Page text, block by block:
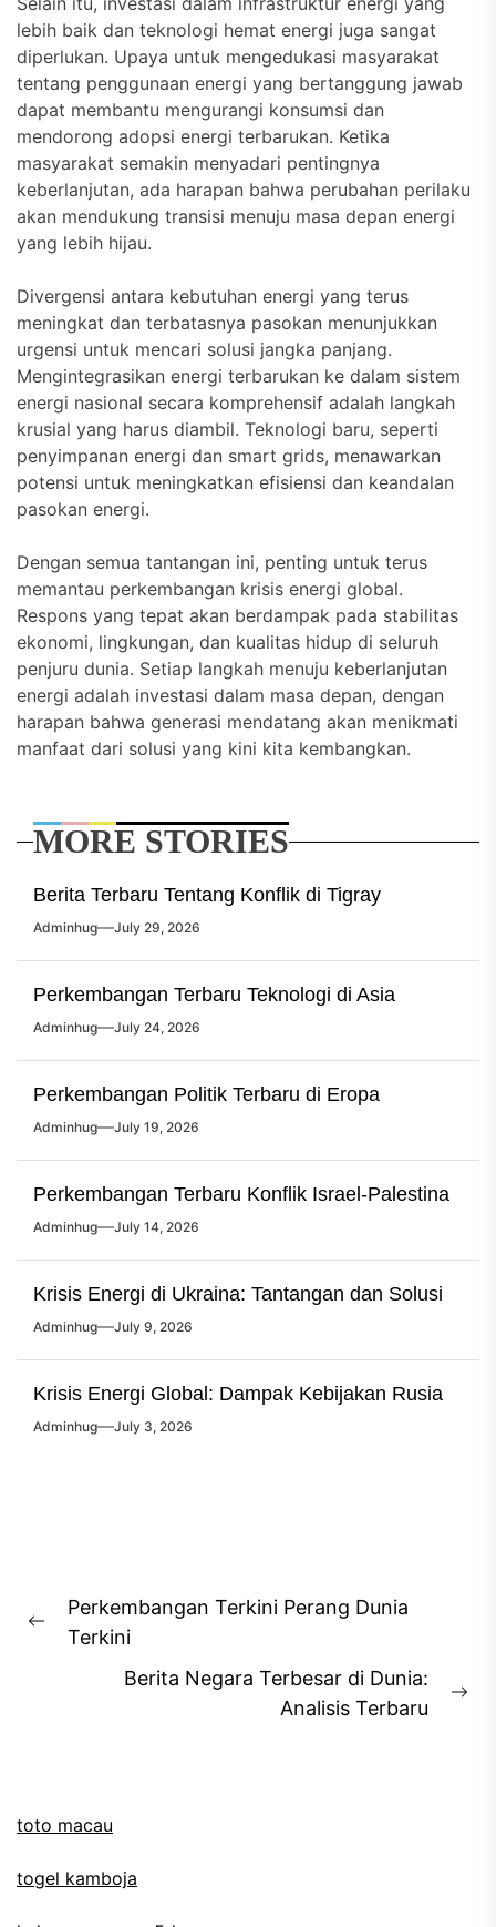
lebih baik dan teknologi hemat energi juga sangat
diperlukan. Upaya untuk mengedukasi masyarakat
tentang penggunaan energi yang bertanggung jawab
dapat membantu mengurangi konsumsi dan
mendorong adopsi energi terbarukan. Ketika
masyarakat semakin menyadari pentingnya
keberlanjutan, ada harapan bahwa perubahan perilaku
akan mendukung transisi menuju masa depan energi
yang lebih hijau.
Divergensi antara kebutuhan energi yang terus
meningkat dan terbatasnya pasokan menunjukkan
urgensi untuk mencari solusi jangka panjang.
Mengintegrasikan energi terbarukan ke dalam sistem
energi nasional secara komprehensif adalah langkah
krusial yang harus diambil. Teknologi baru, seperti
penyimpanan energi dan smart grids, menawarkan
potensi untuk meningkatkan efisiensi dan keandalan
pasokan energi.
Dengan semua tantangan ini, penting untuk terus
memantau perkembangan krisis energi global.
Respons yang tepat akan berdampak pada stabilitas
ekonomi, lingkungan, dan kualitas hidup di seluruh
penjuru dunia. Setiap langkah menuju keberlanjutan
energi adalah investasi dalam masa depan, dengan
harapan bahwa generasi mendatang akan menikmati
manfaat dari solusi yang kini kita kembangkan.
MORE STORIES
Berita Terbaru Tentang Konflik di Tigray
Adminhug July 29, 2026
Perkembangan Terbaru Teknologi di Asia
Adminhug July 24, 2026
Perkembangan Politik Terbaru di Eropa
Adminhug July 19, 2026
Perkembangan Terbaru Konflik Israel-Palestina
Adminhug July 14, 2026
Krisis Energi di Ukraina: Tantangan dan Solusi
Adminhug July 9, 2026
Krisis Energi Global: Dampak Kebijakan Rusia
Adminhug July 3, 2026
Post
navigation
Previous
Perkembangan Terkini Perang Dunia
Terkini
Berita Negara Terbesar di Dunia:
Analisis Terbaru
toto macau
togel kamboja